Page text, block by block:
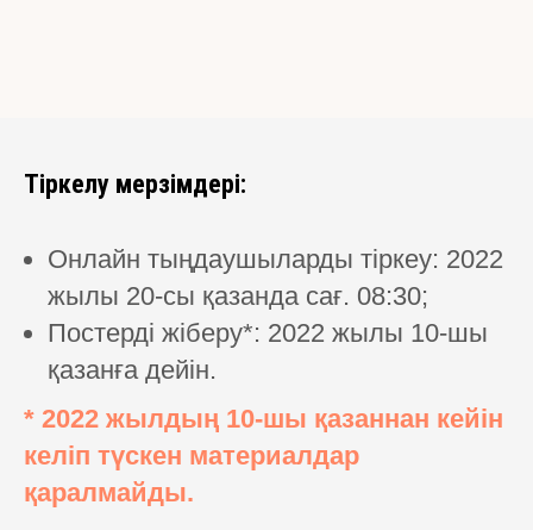
Тіркелу мерзімдері:
Онлайн тыңдаушыларды тіркеу: 2022
жылы 20-сы қазанда сағ. 08:30;
Постерді жіберу*: 2022 жылы 10-шы
қазанға дейін.
* 2022 жылдың 10-шы қазаннан кейін
келіп түскен материалдар
қаралмайды.